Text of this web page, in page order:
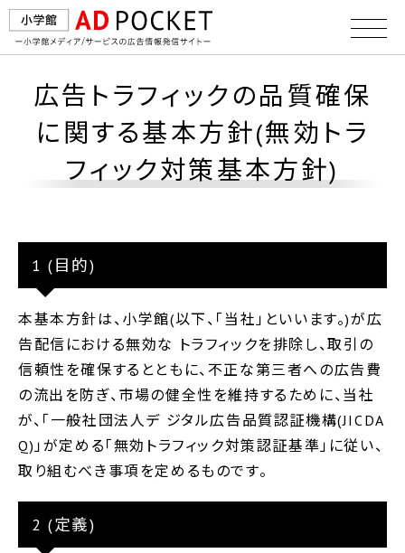
広告トラフィックの品質確保
に関する基本方針(無効トラ
フィック対策基本方針)
1 (目的)
本基本方針は、小学館(以下、「当社」といいます。)が広
告配信における無効な トラフィックを排除し、取引の
信頼性を確保するとともに、不正な第三者への広告費
の流出を防ぎ、市場の健全性を維持するために、当社
が、「一般社団法人デ ジタル広告品質認証機構(JICDA
Q)」が定める「無効トラフィック対策認証基準」に従い、
取り組むべき事項を定めるものです。
2 (定義)